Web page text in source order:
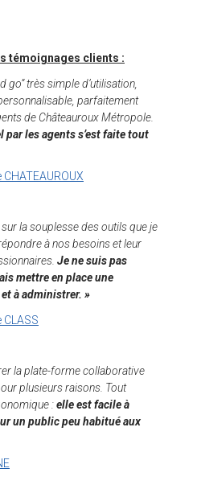
témoignages clients :
go” très simple d’utilisation,
parfaitement
de Châteauroux Métropole.
les agents s’est faite tout
la souplesse des outils que je
à nos besoins et leur
Je ne suis pas
mettre en place une
à administrer. »
la plate-forme collaborative
plusieurs raisons. Tout
:elle est facile à
un public peu habitué aux